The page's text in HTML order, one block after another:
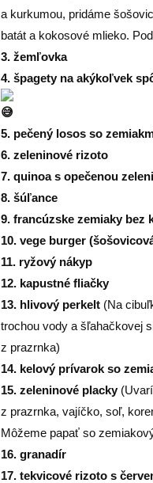
a kurkumou, pridáme
batát a kokosové mlieko.
3. žemľovka
4. špagety na akýkoľvek
5. pečený losos so
6. zeleninové rizoto
7. quinoa s opečenou
8. šúľance
9. francúzske zemiaky bez
10. vege burger
11. ryžový nákyp
12. kapustné fliačky
13. hlivový perkelt (Na
trochou vody a šľahačkovej
z prazrnka)
14. kelový prívarok so
15. zeleninové placky
z prazrnka, vajíčko, soľ,
Môžeme papať so
16. granadír
17. tekvicové rizoto s